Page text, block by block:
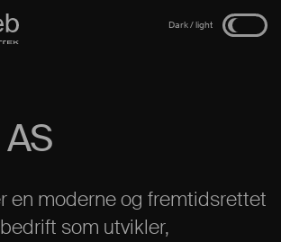
en moderne og fremtidsrettet
som utvikler,